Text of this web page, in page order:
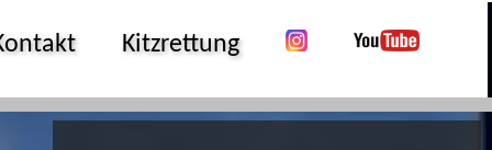
Kitzrettung